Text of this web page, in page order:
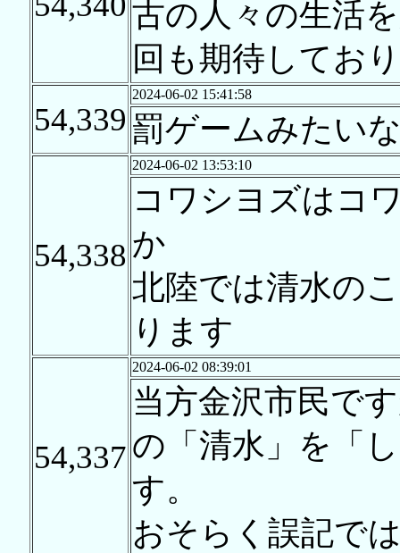
古の人々の生活
回も期待してお
54,339
2024-06-02 15:41:58
罰ゲームみたい
54,338
2024-06-02 13:53:10
コワシヨズはコ
か
北陸では清水の
ります
54,337
2024-06-02 08:39:01
当方金沢市民で
の「清水」を「
す。
おそらく誤記で